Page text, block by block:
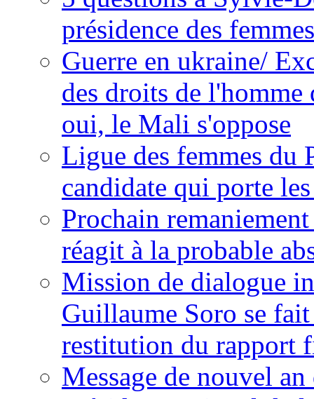
présidence des
Guerre en ukraine/
des droits de
oui, le Mali s'oppose
Ligue des femmes du
candidate qui porte
Prochain
réagit à la probable
Mission de dialogue
Guillaume Soro se
restitution du rapport
Message de nouvel